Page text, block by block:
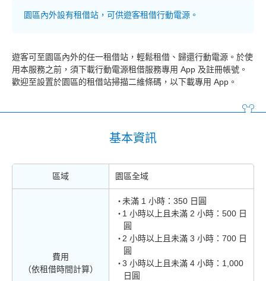
園區內外設有租借站，可供遊客租借行動電源。
遊客可至園區內外的任一租借站，輕鬆租借、歸還行動電源。於使
用本服務之前，須下載行動電源租借服務專用 App 及註冊帳號。
歡迎至設置於園區的租借站掃描二維條碼，以下載專用 App。
基本資訊
區域 園區全域
費用
（依租借時間計算）
未滿 1 小時：350 日圓
1 小時以上且未滿 2 小時：500 日
圓
2 小時以上且未滿 3 小時：700 日
圓
3 小時以上且未滿 4 小時：1,000
日圓